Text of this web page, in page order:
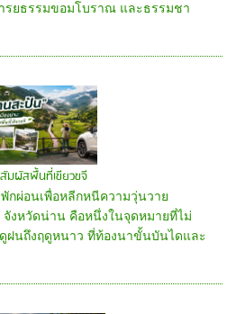
ยธรรมขอมโบราณ และธรรมชา
สัมผัสพื้นที่เขียวขจี
กผ่อนเพื่อหลีกหนีความวุ่นวาย
งหวัดน่าน คือหนึ่งในจุดหมายที่ไม่
ฝนถึงฤดูหนาว ที่ท้องนาขั้นบันไดและ